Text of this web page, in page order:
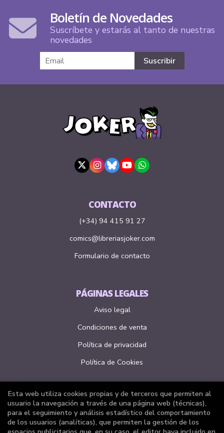
Boletín de Novedades
Suscríbete y estarás al tanto de nuestras
novedades
CONTACTO
(+34) 94 415 91 27
comics@libreriasjoker.com
Formulario de contacto
PÁGINAS LEGALES
Aviso legal
Condiciones de venta
Política de privacidad
Política de Cookies
ATENCIÓN AL CLIENTE
Quiénes somos
Esta web utiliza cookies propias y de terceros que permiten al
usuario la navegación a través de una página web (técnicas),
para el seguimiento y análisis estadístico del comportamiento
de los usuarios (analíticas), que permiten la gestión de los